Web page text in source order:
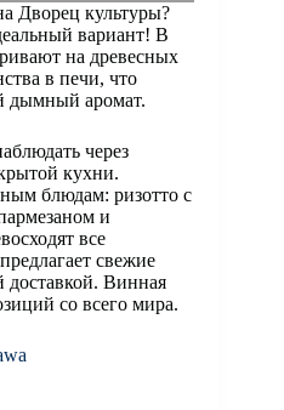
Дворец культуры?
вариант! В
на древесных
в печи, что
дымный аромат.
через
кухни.
блюдам: ризотто с
и
все
свежие
доставкой. Винная
со всего мира.